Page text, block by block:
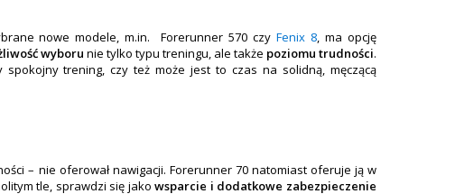
nowe modele, m.in. Forerunner 570 czyFenix 8, ma opcję
wyboru nie tylko typu treningu, ale także poziomu trudności.
trening, czy też może jest to czas na solidną, męczącą
– nie oferował nawigacji. Forerunner 70 natomiast oferuje ją w
tle, sprawdzi się jakowsparcie i dodatkowe zabezpieczenie